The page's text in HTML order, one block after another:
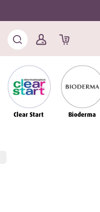
Clear Start Bioderma